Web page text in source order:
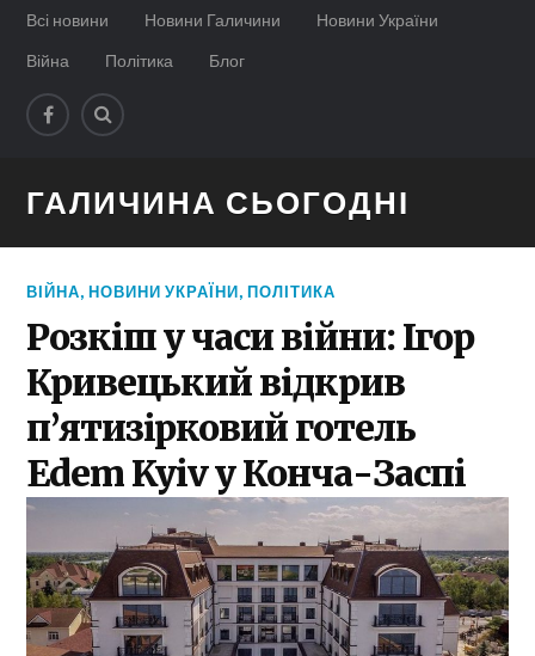
Всі новини Новини Галичини
Новини України
Війна
Політика Блог
ГАЛИЧИНА СЬОГОДНІ
ВІЙНА,НОВИНИ УКРАЇНИ,ПОЛІТИКА
Розкіш у часи війни: Ігор
Кривецький відкрив
п’ятизірковий готель
Edem Kyiv у Конча-Заспі